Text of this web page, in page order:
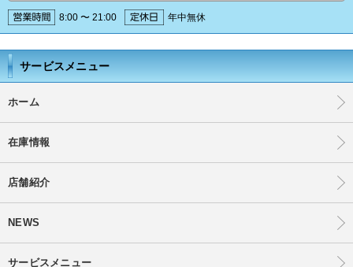
8:00 〜 21:00 年中無休
サービスメニュー
ホーム
在庫情報
店舗紹介
NEWS
サービスメニュー